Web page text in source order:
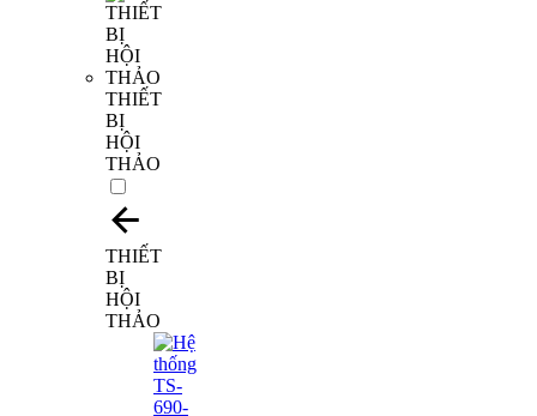
THIẾT
BỊ
HỘI
THẢO
THIẾT
BỊ
HỘI
THẢO